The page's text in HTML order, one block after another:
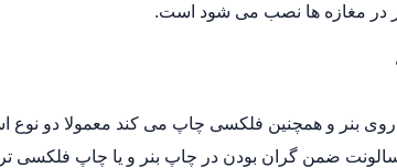
در مغازه ها نصب می شود است.
بنر و همچنین فلکسی چاپ می کند معمولا دو نوع
سالونت ضمن گران بودن در چاپ بنر و یا چاپ فلکسی